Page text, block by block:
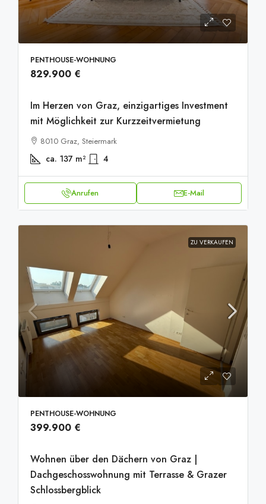
PENTHOUSE-WOHNUNG
829.900 €
Im Herzen von Graz, einzigartiges Investment
mit Möglichkeit zur Kurzzeitvermietung
8010 Graz, Steiermark
ca. 137 m² 4
Anrufen E-Mail
ZU VERKAUFEN
PENTHOUSE-WOHNUNG
399.900 €
Wohnen über den Dächern von Graz |
Dachgeschosswohnung mit Terrasse & Grazer
Schlossbergblick